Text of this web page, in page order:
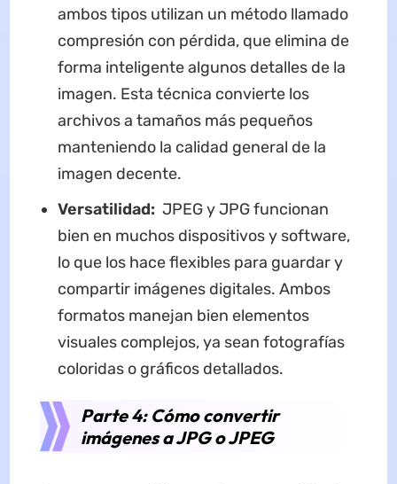
ambos tipos utilizan un método llamado
compresión con pérdida, que elimina de
forma inteligente algunos detalles de la
imagen. Esta técnica convierte los
archivos a tamaños más pequeños
manteniendo la calidad general de la
imagen decente.
Versatilidad: JPEG y JPG funcionan
bien en muchos dispositivos y software,
lo que los hace flexibles para guardar y
compartir imágenes digitales. Ambos
formatos manejan bien elementos
visuales complejos, ya sean fotografías
coloridas o gráficos detallados.
Parte 4: Cómo convertir
imágenes a JPG o JPEG